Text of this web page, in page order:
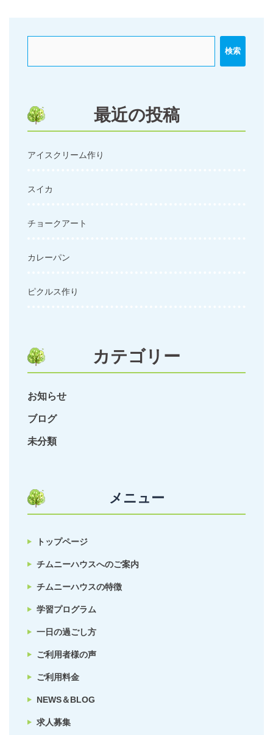
ゲ
ン
検索
最近の投稿
アイスクリーム作り
スイカ
チョークアート
カレーパン
ピクルス作り
カテゴリー
お知らせ
ブログ
未分類
メニュー
トップページ
チムニーハウスへのご案内
チムニーハウスの特徴
学習プログラム
一日の過ごし方
ご利用者様の声
ご利用料金
NEWS＆BLOG
求人募集